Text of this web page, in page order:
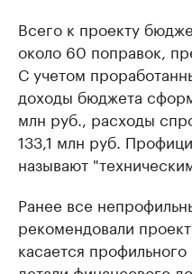
Всего к проекту
около 60 поправок,
С учетом
доходы бюджета
млн руб., расходы
133,1 млн руб.
называют
Ранее все
рекомендовали
касается